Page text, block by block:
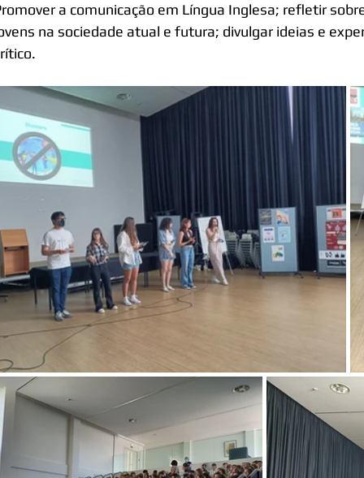
a comunicação em Língua Inglesa; refletir
na sociedade atual e futura; divulgar ideias e